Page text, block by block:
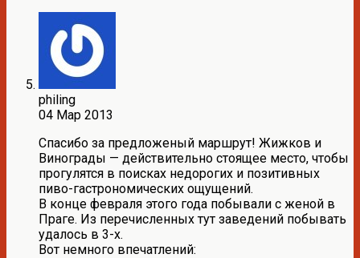
philing
04 Мар 2013
Спасибо за предложеный маршрут! Жижков и
Винограды — действительно стоящее место, чтобы
прогулятся в поисках недорогих и позитивных
пиво-гастрономических ощущений.
В конце февраля этого года побывали с женой в
Праге. Из перечисленных тут заведений побывать
удалось в 3-х.
Вот немного впечатлений: